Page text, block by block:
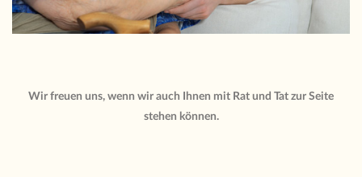
Wir freuen uns, wenn wir auch Ihnen mit Rat und Tat zur Seite
stehen können.